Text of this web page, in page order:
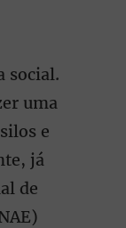
social.
uma
e
já
de